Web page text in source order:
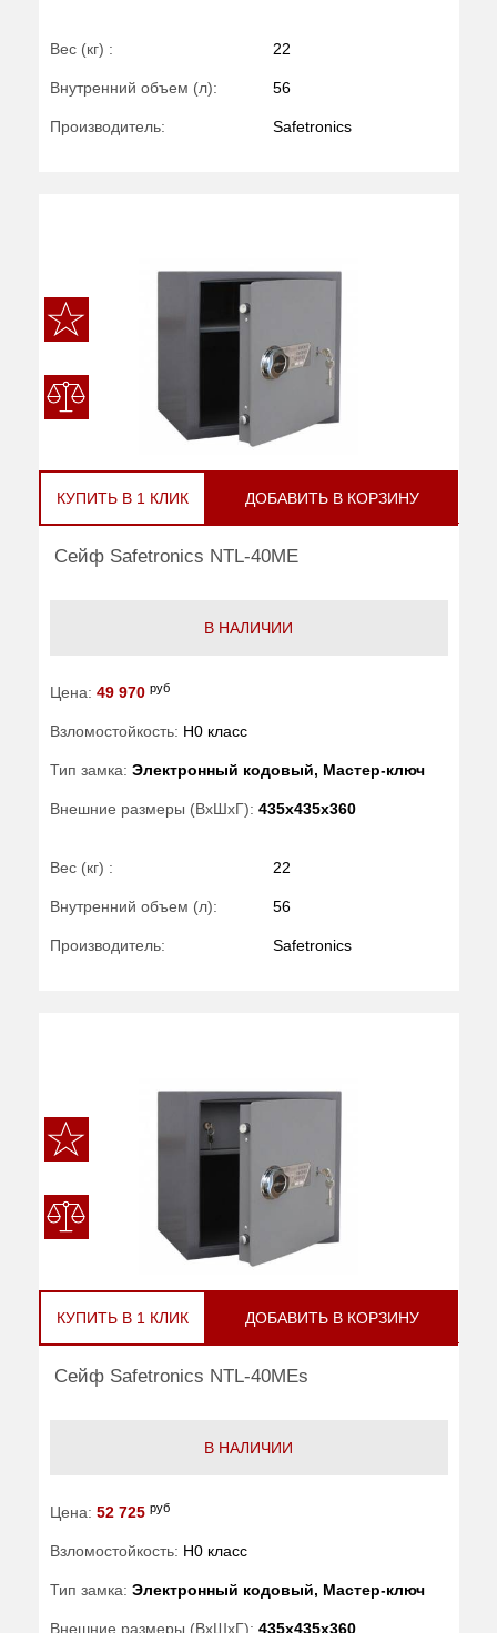
Вес (кг) : 22
Внутренний объем (л): 56
Производитель: Safetronics
КУПИТЬ В 1 КЛИК ДОБАВИТЬ В КОРЗИНУ
Сейф Safetronics NTL-40ME
В НАЛИЧИИ
Цена: 49 970 руб
Взломостойкость: H0 класс
Тип замка: Электронный кодовый, Мастер-ключ
Внешние размеры (ВхШхГ): 435x435x360
Вес (кг) : 22
Внутренний объем (л): 56
Производитель: Safetronics
КУПИТЬ В 1 КЛИК ДОБАВИТЬ В КОРЗИНУ
Сейф Safetronics NTL-40MEs
В НАЛИЧИИ
Цена: 52 725 руб
Взломостойкость: H0 класс
Тип замка: Электронный кодовый, Мастер-ключ
Внешние размеры (ВхШхГ): 435x435x360